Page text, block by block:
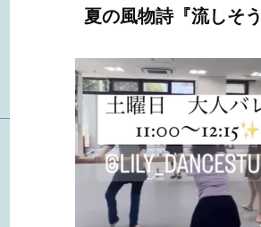
夏の風物詩『流しそう